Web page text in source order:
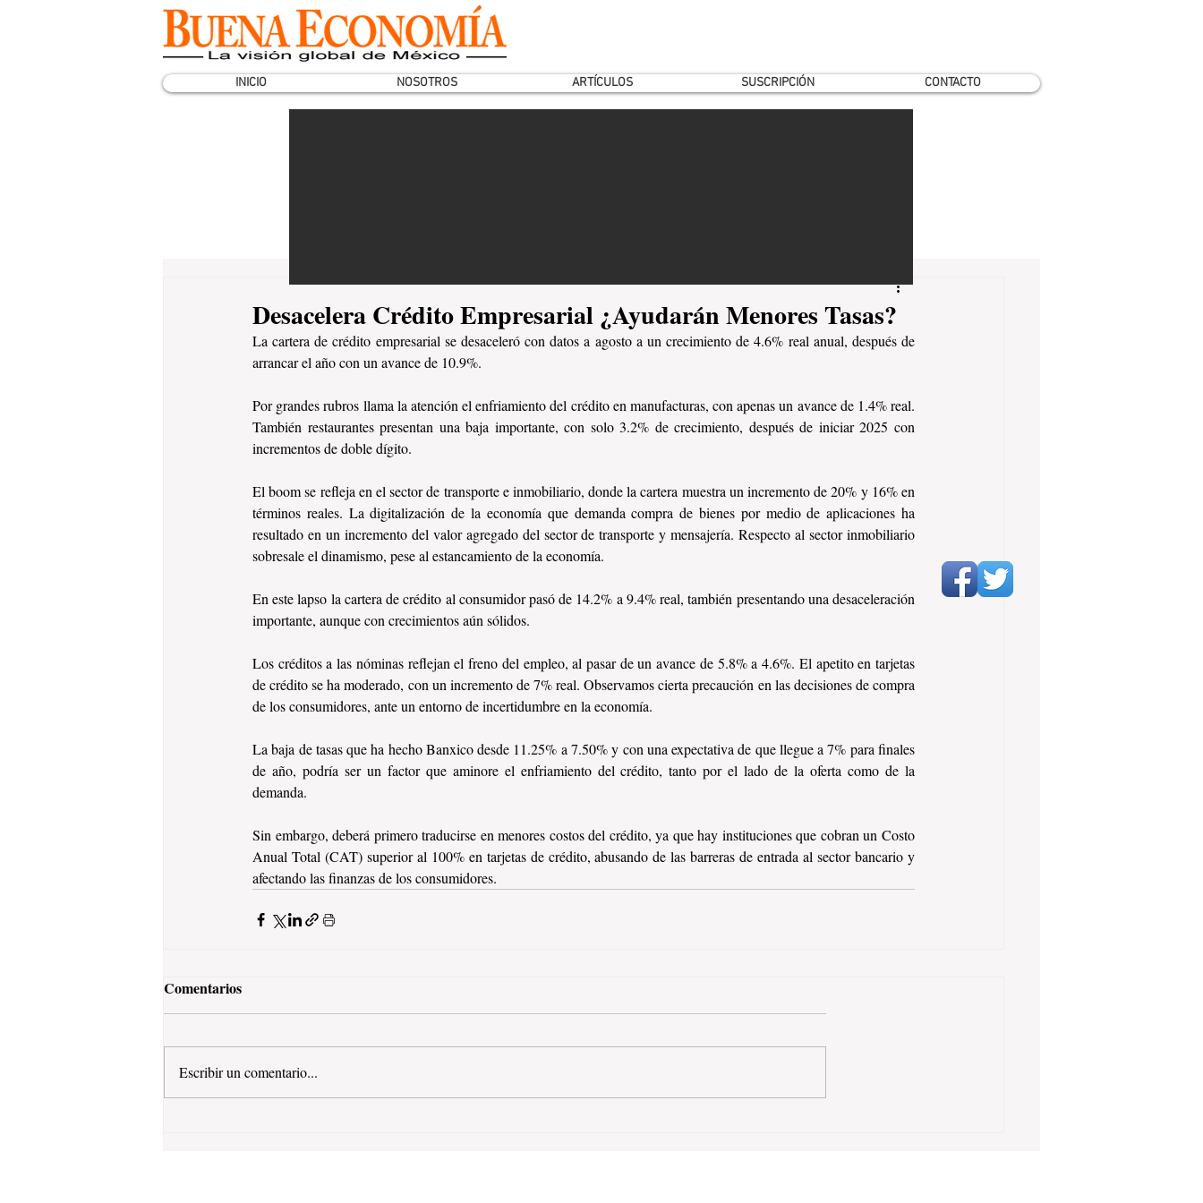
INICIO NOSOTROS ARTÍCULOS SUSCRIPCIÓN CONTACTO
Desacelera Crédito Empresarial ¿Ayudarán Menores Tasas?
La cartera de crédito empresarial se desaceleró con datos a agosto a un crecimiento de 4.6% real anual, después de
arrancar el año con un avance de 10.9%.
Por grandes rubros llama la atención el enfriamiento del crédito en manufacturas, con apenas un avance de 1.4% real.
También restaurantes presentan una baja importante, con solo 3.2% de crecimiento, después de iniciar 2025 con
incrementos de doble dígito.
El boom se refleja en el sector de transporte e inmobiliario, donde la cartera muestra un incremento de 20% y 16% en
términos reales. La digitalización de la economía que demanda compra de bienes por medio de aplicaciones ha
resultado en un incremento del valor agregado del sector de transporte y mensajería. Respecto al sector inmobiliario
sobresale el dinamismo, pese al estancamiento de la economía.
En este lapso la cartera de crédito al consumidor pasó de 14.2% a 9.4% real, también presentando una desaceleración
importante, aunque con crecimientos aún sólidos.
Los créditos a las nóminas reflejan el freno del empleo, al pasar de un avance de 5.8% a 4.6%. El apetito en tarjetas
de crédito se ha moderado, con un incremento de 7% real. Observamos cierta precaución en las decisiones de compra
de los consumidores, ante un entorno de incertidumbre en la economía.
La baja de tasas que ha hecho Banxico desde 11.25% a 7.50% y con una expectativa de que llegue a 7% para finales
de año, podría ser un factor que aminore el enfriamiento del crédito, tanto por el lado de la oferta como de la
demanda.
Sin embargo, deberá primero traducirse en menores costos del crédito, ya que hay instituciones que cobran un Costo
Anual Total (CAT) superior al 100% en tarjetas de crédito, abusando de las barreras de entrada al sector bancario y
afectando las finanzas de los consumidores.
Comentarios
Escribir un comentario...